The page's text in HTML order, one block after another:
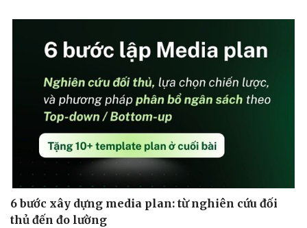
6 bước xây dựng media plan: từ nghiên cứu đối
thủ đến đo lường